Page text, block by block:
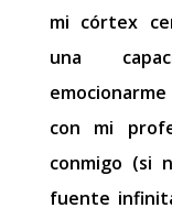
mi córtex
una
con mi
conmigo (si
fuente